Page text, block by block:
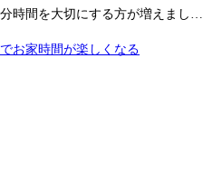
時間を大切にする方が増えまし…
お家時間が楽しくなる